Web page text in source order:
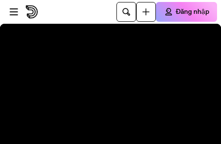
Đi đến trình phát
Đi đến nội dung chính
Đăng nhập